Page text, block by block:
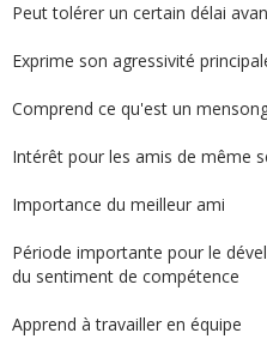
Peut tolérer un certain délai
Exprime son agressivité
Comprend ce qu'est un
Intérêt pour les amis de même
Importance du meilleur ami
Période importante pour le
du sentiment de compétence
Apprend à travailler en équipe